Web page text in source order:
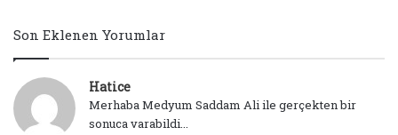
Son Eklenen Yorumlar
Hatice
Merhaba Medyum Saddam Ali ile gerçekten bir
sonuca varabildi...